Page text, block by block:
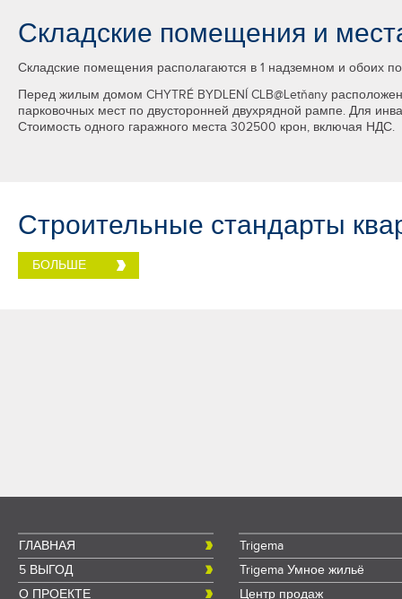
Складские помещения и
Складские помещения располагаются в 1 надземном и обоих
Перед жилым домом CHYTRÉ BYDLENÍ CLB@Letňany
парковочных мест по двусторонней двухрядной рампе. Для
Стоимость одного гаражного места 302500 крон, включая НДС.
Строительные стандарты
БОЛЬШЕ
ГЛАВНАЯ
5 ВЫГОД
О ПРОЕКТЕ
Trigema
Trigema Умное жильё
Центр продаж